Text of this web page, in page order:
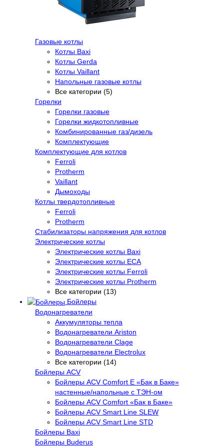
Газовые котлы
Котлы Baxi
Котлы Gerda
Котлы Vaillant
Напольные газовые котлы
Все категории (5)
Горелки
Горелки газовые
Горелки жидкотопливные
Комбинированные газ/дизель
Комплектующие
Комплектующие для котлов
Ferroli
Protherm
Vaillant
Дымоходы
Котлы твердотопливные
Ferroli
Protherm
Стабилизаторы напряжения для котлов
Электрические котлы
Электрические котлы Baxi
Электрические котлы ECA
Электрические котлы Ferroli
Электрические котлы Protherm
Все категории (13)
Бойлеры
Водонагреватели
Аккумуляторы тепла
Водонагреватели Ariston
Водонагреватели Clage
Водонагреватели Electrolux
Все категории (14)
Бойлеры ACV
Бойлеры ACV Comfort E «Бак в Баке»
настенные/напольные c ТЭН-ом
Бойлеры ACV Comfort «Бак в Баке»
Бойлеры ACV Smart Line SLEW
Бойлеры ACV Smart Line STD
Бойлеры Baxi
Бойлеры Buderus